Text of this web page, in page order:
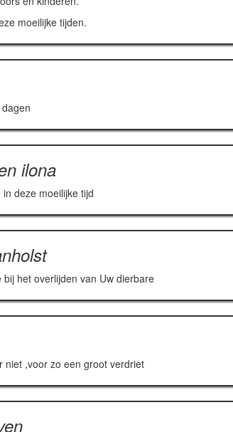
moeilijke tijden.
ilona
deze moeilijke tijd
het overlijden van Uw dierbare
niet ,voor zo een groot verdriet